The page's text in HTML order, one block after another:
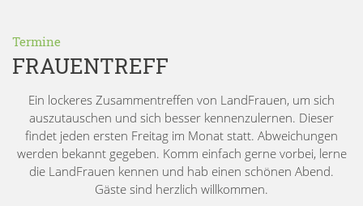
Termine
FRAUENTREFF
Ein lockeres Zusammentreffen von LandFrauen, um sich
auszutauschen und sich besser kennenzulernen. Dieser
findet jeden ersten Freitag im Monat statt. Abweichungen
werden bekannt gegeben. Komm einfach gerne vorbei, lerne
die LandFrauen kennen und hab einen schönen Abend.
Gäste sind herzlich willkommen.